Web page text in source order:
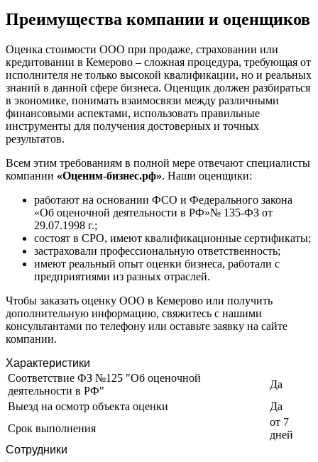
Преимущества компании и оценщиков
Оценка стоимости ООО при продаже, страховании или
кредитовании в Кемерово – сложная процедура, требующая от
исполнителя не только высокой квалификации, но и реальных
знаний в данной сфере бизнеса. Оценщик должен разбираться
в экономике, понимать взаимосвязи между различными
финансовыми аспектами, использовать правильные
инструменты для получения достоверных и точных
результатов.
Всем этим требованиям в полной мере отвечают специалисты
компании «Оценим-бизнес.рф». Наши оценщики:
работают на основании ФСО и Федерального закона
«Об оценочной деятельности в РФ»№ 135-ФЗ от
29.07.1998 г.;
состоят в СРО, имеют квалификационные сертификаты;
застраховали профессиональную ответственность;
имеют реальный опыт оценки бизнеса, работали с
предприятиями из разных отраслей.
Чтобы заказать оценку ООО в Кемерово или получить
дополнительную информацию, свяжитесь с нашими
консультантами по телефону или оставьте заявку на сайте
компании.
Характеристики
Соответствие ФЗ №125 "Об оценочной
деятельности в РФ"
Да
Выезд на осмотр объекта оценки
Да
Срок выполнения
от 7
дней
Сотрудники
Железногорск
Железногорск-Илимский
Жуковский
Заводоуковск
Заозерный
Заполярный
Зарайск
Заречный
Заринск
Звенигород
Зеленоград
Зеленодольск
Златоуст
Иваново
Ивантеевка
Ипатово
Ирбит
Иркутск
Искитим
Истра
Ишим
Ишимбай
Йошкар-Ола
Калининград